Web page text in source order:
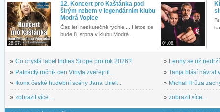
28.07.
12. Koncert pro Kaštánka pod
širým nebem v legendárním klubu
Modrá Vopice
Čas letí neskutečně rychle.... I letos se
bude 8. srpna v klubu Modrá...
» Co chystá label Indies Scope pro rok 2026?
» Patnáctý ročník cen Vinyla zveřejnil...
»
Ikona české hudební scény Jana Uriel...
» zobrazit více...
04.08.
» Lenny se už
» Tanja hlásí návrat
» Michal Hrůza
» zobrazit více...